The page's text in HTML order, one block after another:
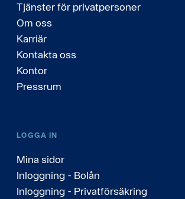
Tjänster för privatpersoner
Om oss
Karriär
Kontakta oss
Kontor
Pressrum
LOGGA IN
Mina sidor
Inloggning - Bolån
Inloggning - Privatförsäkring